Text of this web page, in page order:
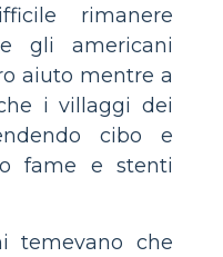
rimanere
gli americani
aiuto mentre a
i villaggi dei
cibo e
fame e stenti
temevano che